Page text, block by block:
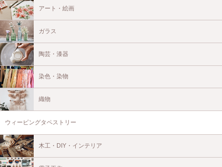
アート・絵画
ガラス
陶芸・漆器
染色・染物
織物
ウィービングタペストリー
木工・DIY・インテリア